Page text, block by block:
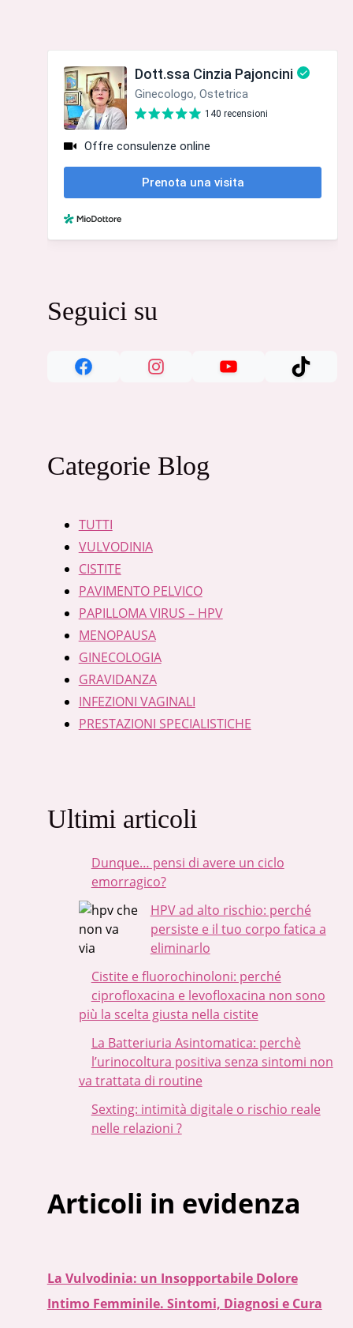
Seguici su
Categorie Blog
TUTTI
VULVODINIA
CISTITE
PAVIMENTO PELVICO
PAPILLOMA VIRUS – HPV
MENOPAUSA
GINECOLOGIA
GRAVIDANZA
INFEZIONI VAGINALI
PRESTAZIONI SPECIALISTICHE
Ultimi articoli
Dunque… pensi di avere un ciclo
emorragico?
HPV ad alto rischio: perché
persiste e il tuo corpo fatica a
eliminarlo
Cistite e fluorochinoloni: perché
ciprofloxacina e levofloxacina non sono
più la scelta giusta nella cistite
La Batteriuria Asintomatica: perchè
l’urinocoltura positiva senza sintomi non
va trattata di routine
Sexting: intimità digitale o rischio reale
nelle relazioni ?
Articoli in evidenza
La Vulvodinia: un Insopportabile Dolore
Intimo Femminile. Sintomi, Diagnosi e Cura